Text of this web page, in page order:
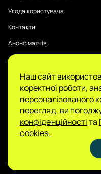
Угода користувача
Контакти
Анонс матчів
Публікації на Sports
Думки авторів є їхньою
гарантує повної
за зміст.
Сайт не є
приймає ставок,
про гемблінг.
лише
Наш сайт
коректної роботи,
персоналізованого
перегляд, ви
конфіденційностіта
cookies.